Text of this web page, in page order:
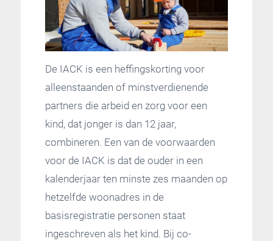
De IACK is een heffingskorting voor
alleenstaanden of minstverdienende
partners die arbeid en zorg voor een
kind, dat jonger is dan 12 jaar,
combineren. Een van de voorwaarden
voor de IACK is dat de ouder in een
kalenderjaar ten minste zes maanden op
hetzelfde woonadres in de
basisregistratie personen staat
ingeschreven als het kind. Bij co-